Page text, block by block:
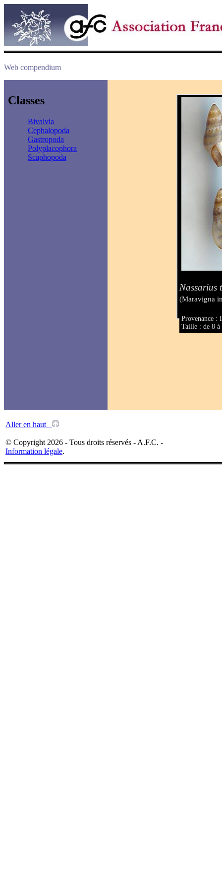
Web compendium
Classes
Bivalvia
Cephalopoda
Gastropoda
Polyplacophora
Scaphopoda
Nassarius
(Maravigna
Provenance :
Taille : de 8 à
Aller en haut
© Copyright 2026 - Tous droits réservés - A.F.C. -
Information légale.